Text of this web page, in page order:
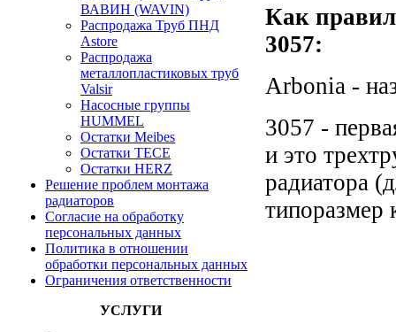
ВАВИН (WAVIN)
Распродажа Труб ПНД
Astore
Распродажа
металлопластиковых труб
Valsir
Насосные группы
HUMMEL
Остатки Meibes
Остатки ТЕСЕ
Остатки HERZ
Решение проблем монтажа
радиаторов
Согласие на обработку
персональных данных
Политика в отношении
обработки персональных данных
Ограничения ответственности
УСЛУГИ
Как
3057:
Arbonia -
3057 -
и это
радиатора
типоразмер